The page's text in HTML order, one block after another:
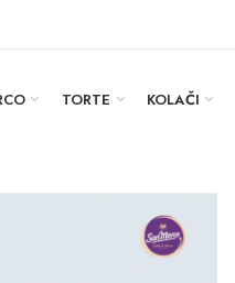
TORTE KOLAČI